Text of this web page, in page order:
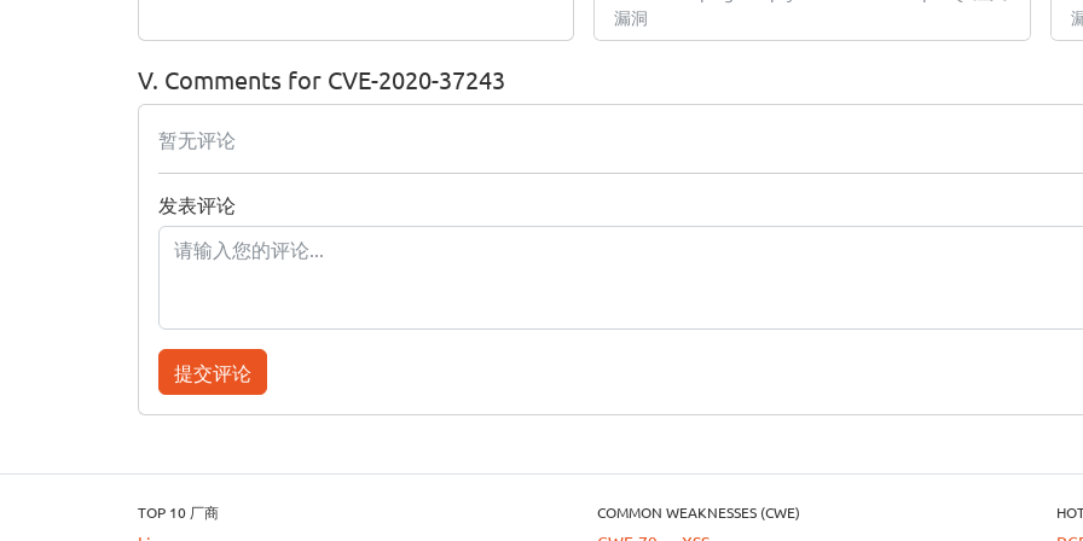
漏洞
V. Comments for CVE-2020-37243
暂无评论
发表评论
提交评论
TOP 10 厂商 COMMON WEAKNESSES (CWE)